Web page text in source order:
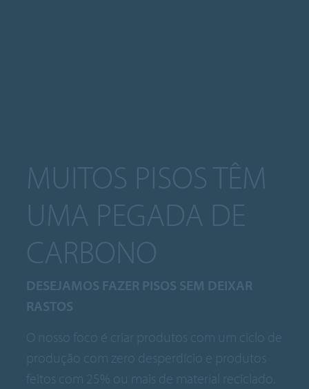
MUITOS PISOS TÊM
UMA PEGADA DE
CARBONO
DESEJAMOS FAZER PISOS SEM DEIXAR
RASTOS
O nosso foco é criar produtos com um ciclo de
produção com zero desperdício e produtos
feitos com 25% ou mais de material reciclado.